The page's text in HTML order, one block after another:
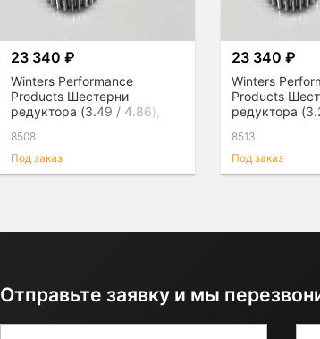
23 340 ₽
Winters Performance
Products Шестерни
редуктора (3.49 / 4.86),
8508
Под заказ
23 340 ₽
Winters
Products
редуктора
8513
Под заказ
Отправьте заявку и мы